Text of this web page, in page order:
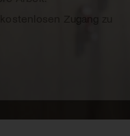
Arbeit.